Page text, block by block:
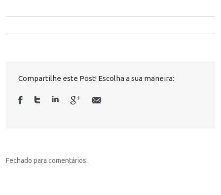
Compartilhe este Post! Escolha a sua maneira:
Fechado para comentários.